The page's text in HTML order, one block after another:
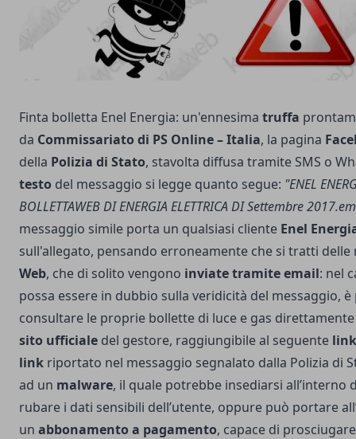
Finta bolletta Enel Energia: un'ennesima truffa
da Commissariato di PS Online – Italia, la pagina
della Polizia di Stato, stavolta diffusa tramite SMS o
testo del messaggio si legge quanto segue: "ENEL
BOLLETTAWEB DI ENERGIA ELETTRICA DI Settembre
messaggio simile porta un qualsiasi cliente Enel
sull'allegato, pensando erroneamente che si tratti
Web, che di solito vengono inviate tramite email: nel
possa essere in dubbio sulla veridicità del messaggio, è
consultare le proprie bollette di luce e gas
sito ufficiale del gestore, raggiungibile al seguente link
link riportato nel messaggio segnalato dalla Polizia di
ad un malware, il quale potrebbe insediarsi all’interno
rubare i dati sensibili dell’utente, oppure può portare
un abbonamento a pagamento, capace di